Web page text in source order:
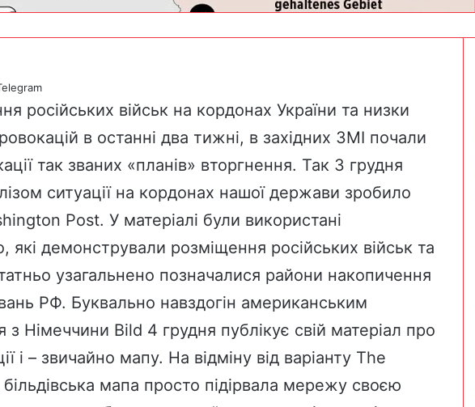
російських військ на кордонах України та низки
в останні два тижні, в західних ЗМІ почали
так званих «планів» вторгнення. Так 3 грудня
ситуації на кордонах нашої держави зробило
Post. У матеріалі були використані
які демонстрували розміщення російських військ та
узагальнено позначалися райони накопичення
РФ. Буквально навздогін американським
з Німеччини Bild 4 грудня публікує свій матеріал про
і – звичайно мапу. На відміну від варіанту The
мапа просто підірвала мережу своєю